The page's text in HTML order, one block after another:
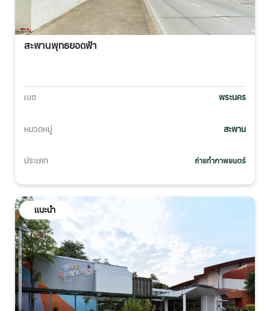
สะพานพุทธยอดฟ้า
เขต พระนคร
หมวดหมู่ สะพาน
ประเภท ถ่ายทำภาพยนตร์
แนะนำ